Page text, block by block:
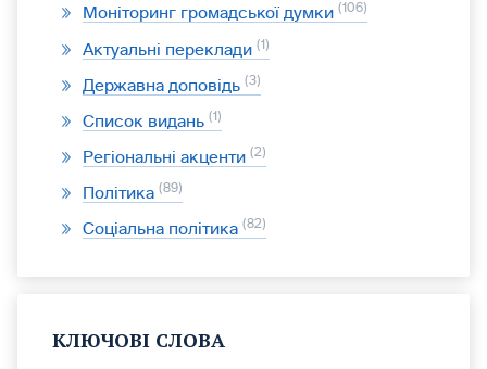
Моніторинг громадської думки 106
Актуальні переклади 1
Державна доповідь 3
Список видань 1
Регіональні акценти 2
Політика 89
Соціальна політика 82
КЛЮЧОВІ СЛОВА